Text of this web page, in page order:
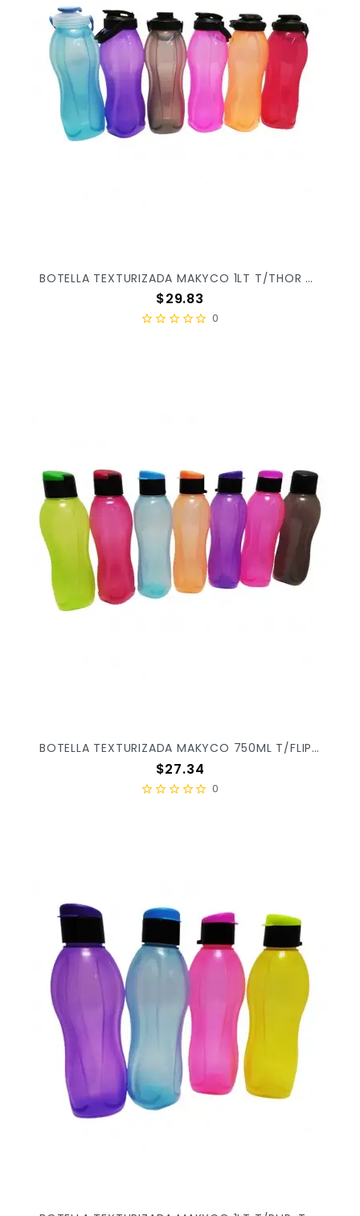
BOTELLA TEXTURIZADA MAKYCO 1LT T/THOR X/72
Precio
$29.83
0
BOTELLA TEXTURIZADA MAKYCO 750ML T/FLIP TOP X/98
Precio
$27.34
0